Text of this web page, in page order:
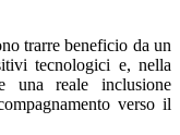
trarre beneficio da un
tecnologici e, nella
una reale inclusione
verso il